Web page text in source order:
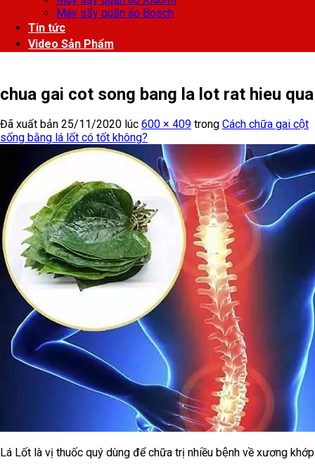
Máy sấy quần áo Bosch
Tin tức
Video Sản Phẩm
chua gai cot song bang la lot rat hieu qua
Đã xuất bản 25/11/2020 lúc 600 × 409 trong Cách chữa gai cột
sống bằng lá lốt có tốt không?
Lá Lốt là vị thuốc quý dùng để chữa trị nhiều bệnh về xương khớp